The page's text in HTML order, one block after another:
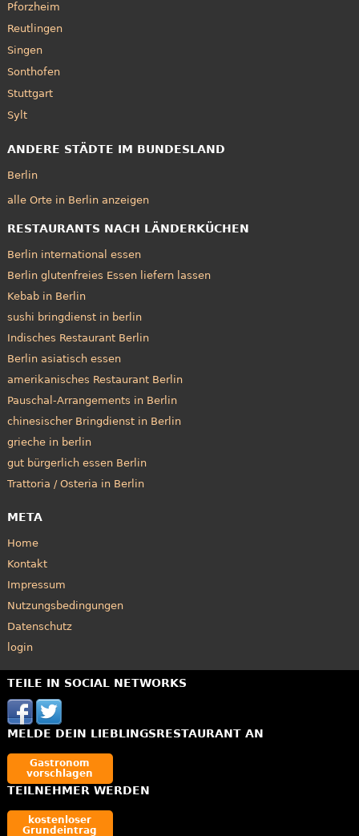
Pforzheim
Reutlingen
Singen
Sonthofen
Stuttgart
Sylt
ANDERE STÄDTE IM BUNDESLAND
Berlin
alle Orte in Berlin anzeigen
RESTAURANTS NACH LÄNDERKÜCHEN
Berlin international essen
Berlin glutenfreies Essen liefern lassen
Kebab in Berlin
sushi bringdienst in berlin
Indisches Restaurant Berlin
Berlin asiatisch essen
amerikanisches Restaurant Berlin
Pauschal-Arrangements in Berlin
chinesischer Bringdienst in Berlin
grieche in berlin
gut bürgerlich essen Berlin
Trattoria / Osteria in Berlin
META
Home
Kontakt
Impressum
Nutzungsbedingungen
Datenschutz
login
TEILE IN SOCIAL NETWORKS
MELDE DEIN LIEBLINGSRESTAURANT AN
Gastronom
vorschlagen
TEILNEHMER WERDEN
kostenloser
Grundeintrag